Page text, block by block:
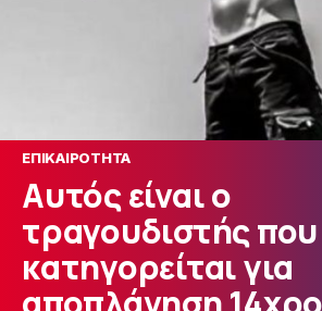
ΕΠΙΚΑΙΡΟΤΗΤΑ
Αυτός είναι ο
τραγουδιστής που
κατηγορείται για